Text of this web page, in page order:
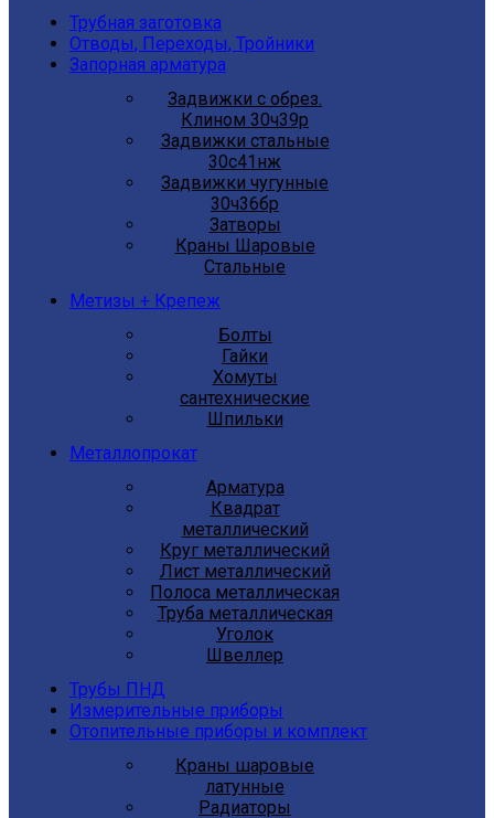
Трубная заготовка
Отводы, Переходы, Тройники
Запорная арматура
Задвижки с обрез.
Клином 30ч39р
Задвижки стальные
30с41нж
Задвижки чугунные
30ч36бр
Затворы
Краны Шаровые
Стальные
Метизы + Крепеж
Болты
Гайки
Хомуты
сантехнические
Шпильки
Металлопрокат
Арматура
Квадрат
металлический
Круг металлический
Лист металлический
Полоса металлическая
Труба металлическая
Уголок
Швеллер
Трубы ПНД
Измерительные приборы
Отопительные приборы и комплект
Краны шаровые
латунные
Радиаторы